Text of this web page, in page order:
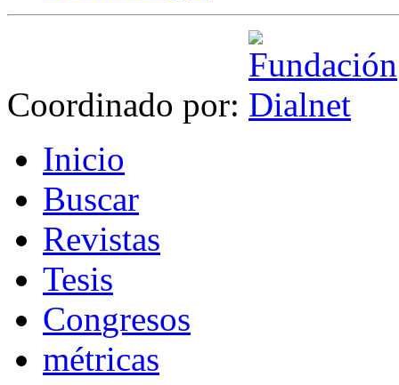
Coordinado por:
Inicio
Buscar
Revistas
Tesis
Congresos
métricas